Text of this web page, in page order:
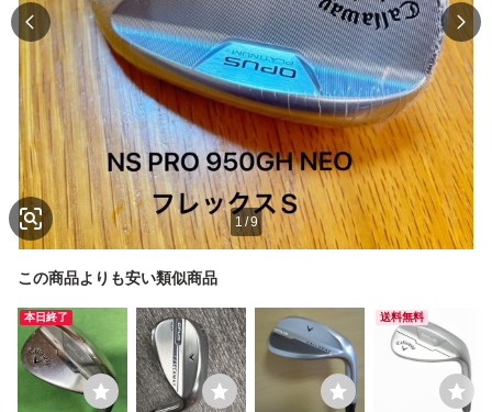
1 /9
この商品よりも安い類似商品
本日終了 送料無料